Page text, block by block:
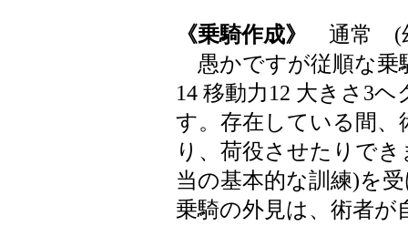
《乗騎作成》
通常 (
愚かですが従順な乗
14 移動力12 大きさ3
す。存在している間
り、荷役させたりで
当の基本的な訓練)を
乗騎の外見は、術者が